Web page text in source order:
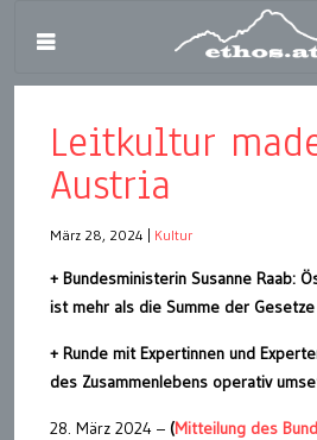
Leitkultur
Austria
März 28, 2024 Kultur
+ Bundesministerin Susanne Raab:
ist mehr als die Summe der Gesetze
+ Runde mit Expertinnen und
des Zusammenlebens operativ
28. März 2024 – (Mitteilung des